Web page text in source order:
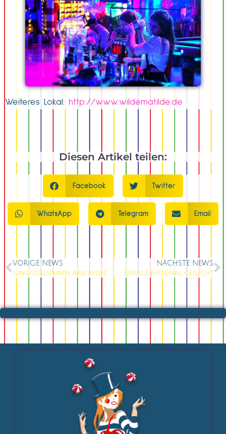
Weiteres Lokal: http://www.wildematilde.de
Diesen Artikel teilen:
Facebook Twitter
WhatsApp Telegram Email
VORIGE NEWS
Junggesellinnen Abschieds Party
NÄCHSTE NEWS
Service personal gesucht